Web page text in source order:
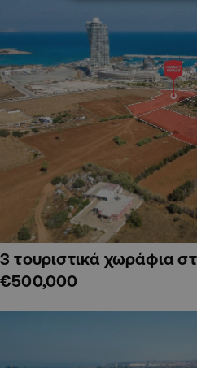
3 τουριστικά χωράφια
€500,000